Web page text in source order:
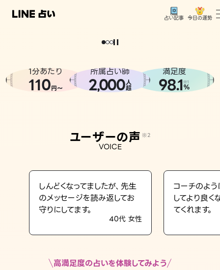
占い記事 今日の運勢
相談事例
LINE占いを開く
※LINEアプリ内のサービスページへ遷移します
どうせなら
。
1分あたり
110円〜
所属占い師
2,000人
超
満足度
98.1※1
%
ユーザーの声 ※2
VOICE
しんどくなってましたが、先生
のメッセージを読み返してお
守りにしてます。
40代 女性
コーチのよ
してより良
てくれます。
高満足度の占いを体験してみよう